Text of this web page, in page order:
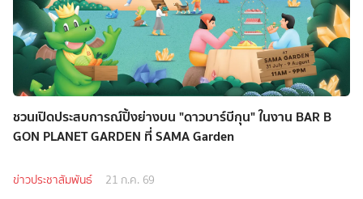
ชวนเปิดประสบการณ์ปิ้งย่างบน "ดาวบาร์บีกุน" ในงาน BAR B
GON PLANET GARDEN ที่ SAMA Garden
ข่าวประชาสัมพันธ์ 21 ก.ค. 69